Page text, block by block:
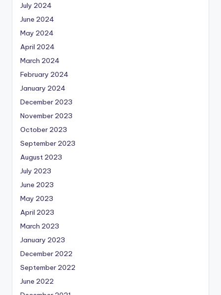
July 2024
June 2024
May 2024
April 2024
March 2024
February 2024
January 2024
December 2023
November 2023
October 2023
September 2023
August 2023
July 2023
June 2023
May 2023
April 2023
March 2023
January 2023
December 2022
September 2022
June 2022